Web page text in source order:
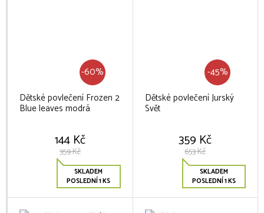
-60%
Dětské povlečení Frozen 2
Blue leaves modrá
144 Kč
359 Kč
SKLADEM
POSLEDNÍ 1 KS
-45%
Dětské povlečení Jurský
Svět
359 Kč
653 Kč
SKLADEM
POSLEDNÍ 1 KS